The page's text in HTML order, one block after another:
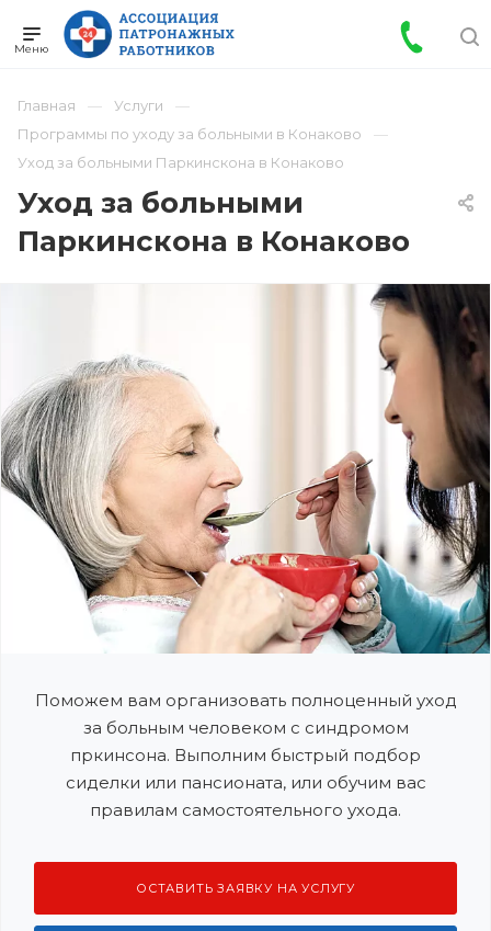
Главная
Услуги
Программы по уходу за больными в Конаково
Уход за больными Паркинскона в Конаково
Уход за больными
Паркинскона в Конаково
Поможем вам организовать полноценный уход
за больным человеком с синдромом
пркинсона. Выполним быстрый подбор
сиделки или пансионата, или обучим вас
правилам самостоятельного ухода.
ОСТАВИТЬ ЗАЯВКУ НА УСЛУГУ